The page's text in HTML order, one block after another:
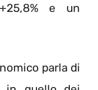
e un
parla di